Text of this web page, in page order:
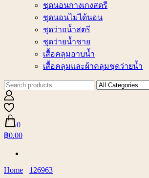
ชุดนอนกางเกงสตรี
ชุดนอนไม่ได้นอน
ชุดว่ายน้ำสตรี
ชุดว่ายน้ำชาย
เสื้อคลุมอาบน้ำ
เสื้อคลุมและผ้าคลุมชุดว่ายน้ำ
0
฿0.00
Home 126963